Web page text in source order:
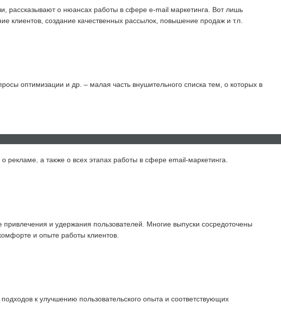
рассказывают о нюансах работы в сфере e-mail маркетинга. Вот лишь
клиентов, создание качественных рассылок, повышение продаж и т.п.
оптимизации и др. – малая часть внушительного списка тем, о которых в
рекламе, а также о всех этапах работы в сфере email-маркетинга.
и удержания пользователей. Многие выпуски сосредоточены
и опыте работы клиентов.
к улучшению пользовательского опыта и соответствующих